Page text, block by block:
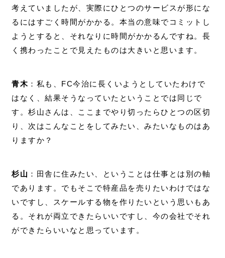
考えていましたが、実際にひとつのサービスが形にな
るにはすごく時間がかかる。本当の意味でコミットし
ようとすると、それなりに時間がかかるんですね。長
く携わったことで見えたものは大きいと思います。
青木 ：私も、FC今治に長くいようとしていたわけで
はなく、結果そうなっていたということでは同じで
す。杉山さんは、ここまでやり切ったらひとつの区切
り、次はこんなことをしてみたい、みたいなものはあ
りますか？
杉山 ：田舎に住みたい、ということは仕事とは別の軸
であります。でもそこで特産品を売りたいわけではな
いですし、スケールする物を作りたいという思いもあ
る。それが両立できたらいいですし、今の会社でそれ
ができたらいいなと思っています。